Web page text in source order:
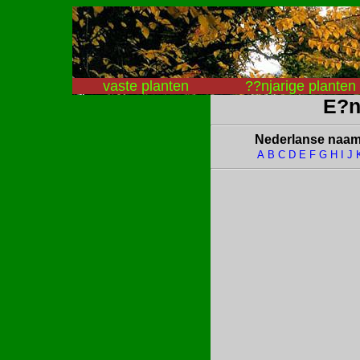
vaste planten ??njarige planten
Nederlanse
A B C D E F G H J